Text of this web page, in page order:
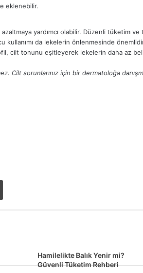
eklenebilir.
yardımcı olabilir. Düzenli tüketim ve
da lekelerin önlenmesinde
cilt tonunu eşitleyerek lekelerin daha az
Cilt sorunlarınız için bir dermatoloğa
Hamilelikte Balık Yenir mi?
Güvenli Tüketim Rehberi